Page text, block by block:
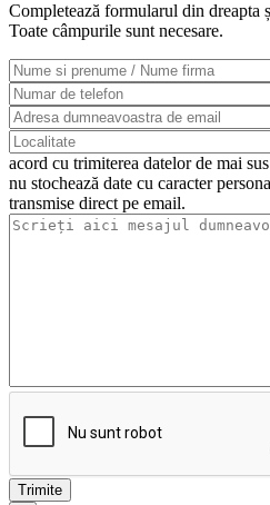
Completează formularul din dreapta
Toate câmpurile sunt necesare.
acord cu trimiterea datelor de mai
nu stochează date cu caracter
transmise direct pe email.